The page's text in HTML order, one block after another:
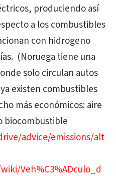
produciendo así
a los combustibles
con hidrogeno
(Noruega tiene una
solo circulan autos
existen combustibles
más económicos: aire
biocombustible
advice/emissions/alt
Veh%C3%ADculo_d